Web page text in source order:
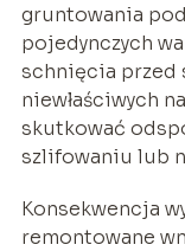
gruntowania
pojedynczych
schnięcia przed
niewłaściwych
skutkować
szlifowaniu lub
Konsekwencja
remontowane